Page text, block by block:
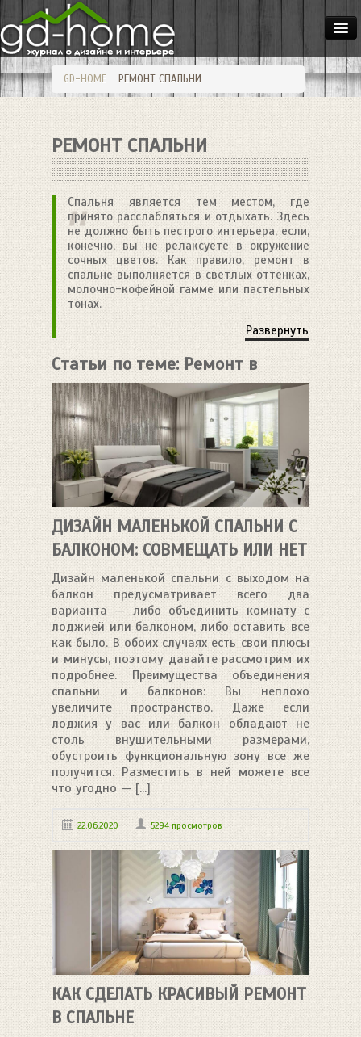
ДОМА
КВАРТИРЫ
ИНТЕРЬЕР
СТИЛИ
МЕБЕЛЬ
ОСВЕЩЕНИЕ
САД
HANDMADE
GD-HOME РЕМОНТ СПАЛЬНИ
РЕМОНТ СПАЛЬНИ
Спальня является тем местом, где
принято расслабляться и отдыхать. Здесь
не должно быть пестрого интерьера, если,
конечно, вы не релаксуете в окружение
сочных цветов. Как правило, ремонт в
спальне выполняется в светлых оттенках,
молочно-кофейной гамме или пастельных
тонах.
Развернуть
Статьи по теме: Ремонт в
спальне
ДИЗАЙН МАЛЕНЬКОЙ СПАЛЬНИ С
БАЛКОНОМ: СОВМЕЩАТЬ ИЛИ НЕТ
Дизайн маленькой спальни с выходом на
балкон предусматривает всего два
варианта — либо объединить комнату с
лоджией или балконом, либо оставить все
как было. В обоих случаях есть свои плюсы
и минусы, поэтому давайте рассмотрим их
подробнее. Преимущества объединения
спальни и балконов: Вы неплохо
увеличите пространство. Даже если
лоджия у вас или балкон обладают не
столь внушительными размерами,
обустроить функциональную зону все же
получится. Разместить в ней можете все
что угодно — [...]
22.06.2020 5294 просмотров
КАК СДЕЛАТЬ КРАСИВЫЙ РЕМОНТ
В СПАЛЬНЕ